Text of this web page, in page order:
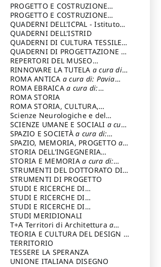
Ippoliti Alessandro
PARTECIPATA
PROGETTO E COSTRUZIONE
DELL’ARCHITETTURA
PROGETTO E COSTRUZIONE
SOSTENIBILE
QUADERNI DELL'ICPAL - Istituto
centrale per il restauro e la
conservazione del patrimonio
archivistico e librario
QUADERNI DELL'ISTRID
QUADERNI DI CULTURA TESSILEa
cura di: Crispolti Livia
QUADERNI DI PROGETTAZIONE a
cura di: Giura Longo Tommaso
REPERTORI DEL MUSEO
CENTRALE DEL RISORGIMENTOa
cura di: Pizzo Marco
RINNOVARE LA TUTELA a cura di:
Cicalò Enrico
ROMA ANTICA a cura di: Pavia
Carlo
ROMA EBRAICAa cura di:
Procaccia Claudio
ROMA STORIA
ROMA STORIA, CULTURA,
IMMAGINEa cura di: Fagiolo
Marcello
Scienze Neurologiche e del
Comportamento
SCIENZE UMANE E SOCIALI a cura
di: Iannizzi Salvatore
SPAZIO E SOCIETÀa cura di:
Cassetti Roberto
SPAZIO, MEMORIA, PROGETTOa
cura di: Rossi Massimo
STORIA DELL'INGEGNERIA
STRUTTURALE IN ITALIAa cura di:
Poretti Sergio
STORIA E MEMORIAa cura di:
Rossi Lauro
STRUMENTI DEL DOTTORATO DI
RICERCA IN RILIEVO E
RAPPRESENTAZIONE
DELL’ARCHITETTURA E
DELL’AMBIENTEa cura di: Migliari
Riccardo
STRUMENTI DI PROGETTO
STUDI E RICERCHE DI
ARCHEOLOGIA IN SICILIA
di: Pelagatti Paola
STUDI E RICERCHE DI
ARCHITETTURA del Dipartimento
di Architettura Università degli
Studi G. d' Annunzio
STUDI E RICERCHE DI
ARCHITETTURA del Dipartimento
di Architettura Università degli
Studi G. d' Annunzio, Chieti-
Pescaraa cura di: Fusero Paolo
STUDI MERIDIONALI
T+A Territori di Architetturaa
cura di: Ramazzotti Luigi
TEORIA E CULTURA DEL DESIGN a
cura di: Furlanis Giuseppe
TERRITORIO
TESSERE LA SPERANZA
UNIONE ITALIANA DISEGNO